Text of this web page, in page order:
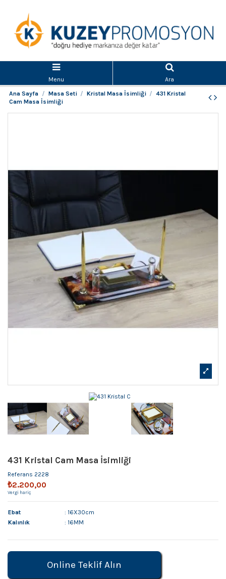
Menu
Ara
Ana Sayfa
Masa Seti Kristal Masa İsimliği
431 Kristal
Cam Masa İsimliği
431 Kristal Cam Masa İsimliği
Referans 2228
₺2.200,00
Vergi hariç
Ebat
: 16X30cm
Kalınlık
: 16MM
Online Teklif Alın